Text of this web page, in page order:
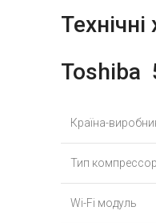
Toshiba
Країна-
Тип
Wi-Fi модуль